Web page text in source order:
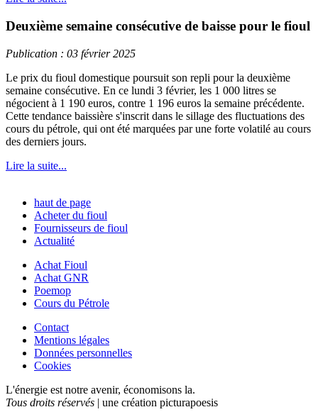
Deuxième semaine consécutive de baisse pour le fioul
Publication : 03 février 2025
Le prix du fioul domestique poursuit son repli pour la deuxième
semaine consécutive. En ce lundi 3 février, les 1 000 litres se
négocient à 1 190 euros, contre 1 196 euros la semaine précédente.
Cette tendance baissière s'inscrit dans le sillage des fluctuations des
cours du pétrole, qui ont été marquées par une forte volatilé au cours
des derniers jours.
Lire la suite...
haut de page
Acheter du fioul
Fournisseurs de fioul
Actualité
Achat Fioul
Achat GNR
Poemop
Cours du Pétrole
Contact
Mentions légales
Données personnelles
Cookies
L'énergie est notre avenir, économisons la.
Tous droits réservés | une création picturapoesis